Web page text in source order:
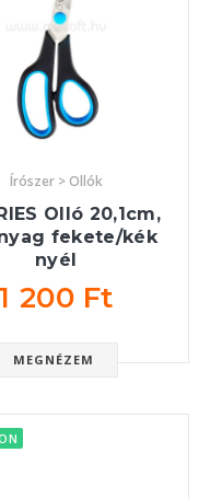
Írószer > Ollók
Olló 20,1cm,
fekete/kék
nyél
1 200 Ft
MEGNÉZEM